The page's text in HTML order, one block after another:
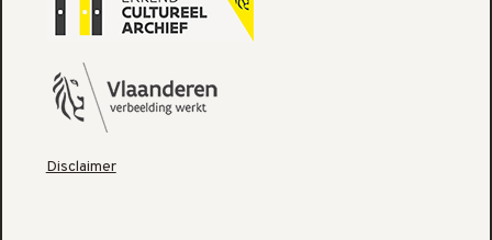
Disclaimer